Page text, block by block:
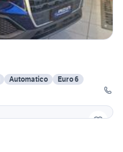
Automatico
Euro 6